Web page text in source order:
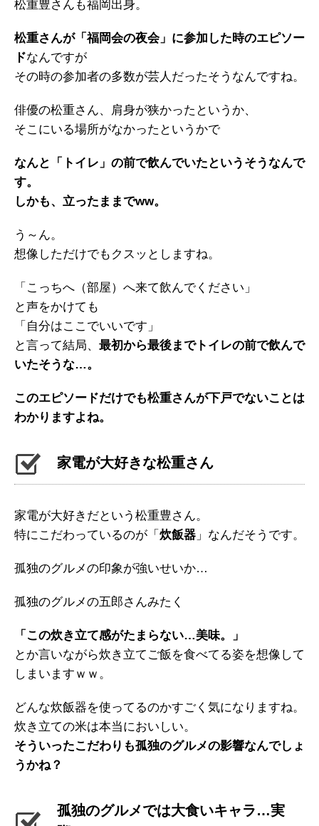
松重豊さんも福岡出身。
松重さんが「福岡会の夜会」に参加した時のエピソー
ドなんですが
その時の参加者の多数が芸人だったそうなんですね。
俳優の松重さん、肩身が狭かったというか、
そこにいる場所がなかったというかで
なんと「トイレ」の前で飲んでいたというそうなんで
す。
しかも、立ったままでww。
う～ん。
想像しただけでもクスッとしますね。
「こっちへ（部屋）へ来て飲んでください」
と声をかけても
「自分はここでいいです」
と言って結局、 最初から最後までトイレの前で飲んで
いたそうな…。
このエピソードだけでも松重さんが下戸でないことは
わかりますよね。
家電が大好きな松重さん
家電が大好きだという松重豊さん。
特にこだわっているのが「 炊飯器 」なんだそうです。
孤独のグルメの印象が強いせいか…
孤独のグルメの五郎さんみたく
「この炊き立て感がたまらない…美味。」
とか言いながら炊き立てご飯を食べてる姿を想像して
しまいますｗｗ。
どんな炊飯器を使ってるのかすごく気になりますね。
炊き立ての米は本当においしい。
そういったこだわりも孤独のグルメの影響なんでしょ
うかね？
孤独のグルメでは大食いキャラ…実